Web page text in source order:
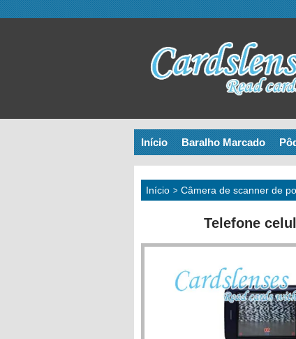
Início Baralho Marcado
Início > Câmera de scanner de
Telefone